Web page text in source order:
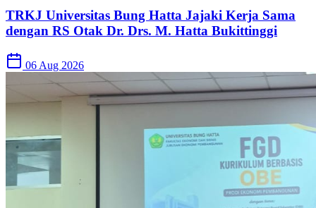
TRKJ Universitas Bung Hatta Jajaki Kerja Sama
dengan RS Otak Dr. Drs. M. Hatta Bukittinggi
06 Aug 2026